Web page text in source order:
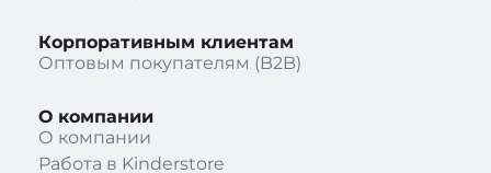
Корпоративным клиентам
Оптовым покупателям (B2B)
О компании
О компании
Работа в Kinderstore